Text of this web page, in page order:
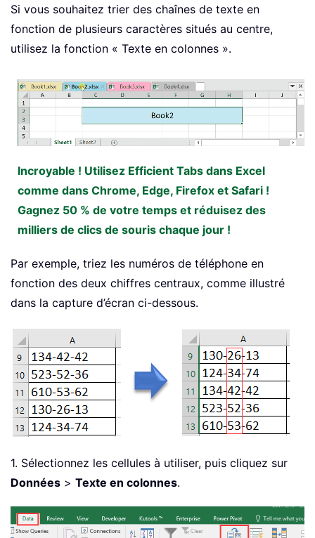
Si vous souhaitez trier des chaînes de texte en
fonction de plusieurs caractères situés au centre,
utilisez la fonction « Texte en colonnes ».
Incroyable ! Utilisez Efficient Tabs dans Excel
comme dans Chrome, Edge, Firefox et Safari !
Gagnez 50 % de votre temps et réduisez des
milliers de clics de souris chaque jour !
Par exemple, triez les numéros de téléphone en
fonction des deux chiffres centraux, comme illustré
dans la capture d’écran ci-dessous.
1. Sélectionnez les cellules à utiliser, puis cliquez sur
Données > Texte en colonnes.